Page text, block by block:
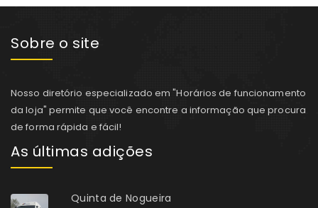
Sobre o site
Nosso diretório especializado em "Horários de funcionamento
da loja" permite que você encontre a informação que procura
de forma rápida e fácil!
As últimas adições
Quinta de Nogueira